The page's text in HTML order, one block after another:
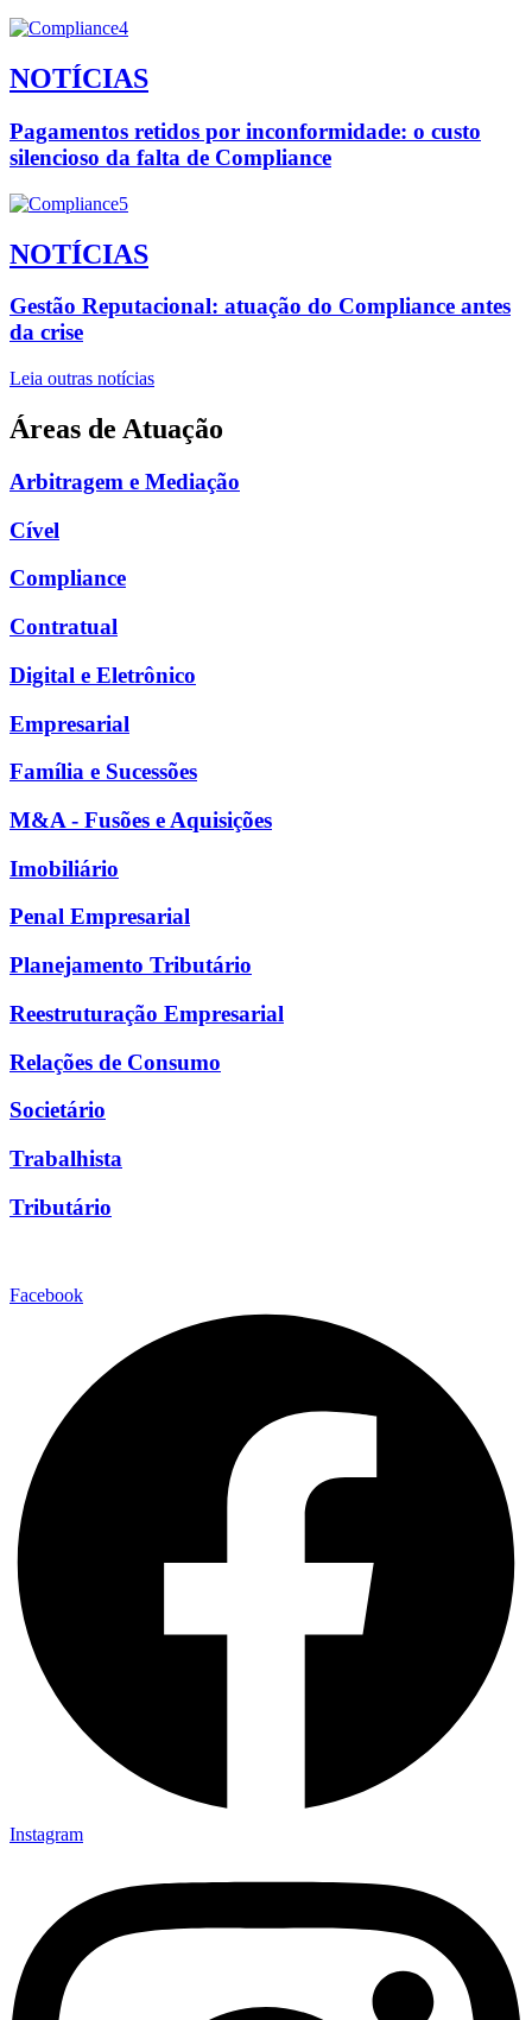
NOTÍCIAS
Pagamentos retidos por inconformidade: o custo
silencioso da falta de Compliance
NOTÍCIAS
Gestão Reputacional: atuação do Compliance antes
da crise
Leia outras notícias
Áreas de Atuação
Arbitragem e Mediação
Cível
Compliance
Contratual
Digital e Eletrônico
Empresarial
Família e Sucessões
M&A - Fusões e Aquisições
Imobiliário
Penal Empresarial
Planejamento Tributário
Reestruturação Empresarial
Relações de Consumo
Societário
Trabalhista
Tributário
Facebook
Instagram